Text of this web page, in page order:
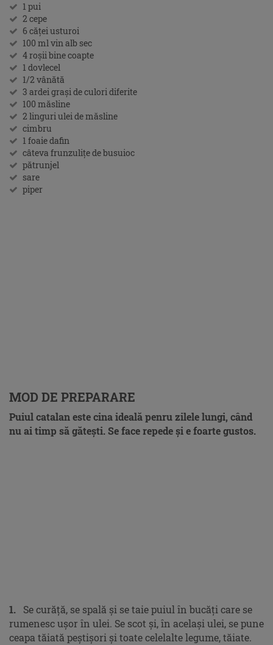
1 pui
2 cepe
6 căţei usturoi
100 ml vin alb sec
4 roşii bine coapte
1 dovlecel
1/2 vânătă
3 ardei graşi de culori diferite
100 măsline
2 linguri ulei de măsline
cimbru
1 foaie dafin
câteva frunzuliţe de busuioc
pătrunjel
sare
piper
MOD DE PREPARARE
Puiul catalan este cina ideală penru zilele lungi, când
nu ai timp să găteşti. Se face repede şi e foarte gustos.
1. Se curăţă, se spală şi se taie puiul în bucăţi care se
rumenesc uşor în ulei. Se scot şi, în acelaşi ulei, se pune
ceapa tăiată peștişori şi toate celelalte legume, tăiate.